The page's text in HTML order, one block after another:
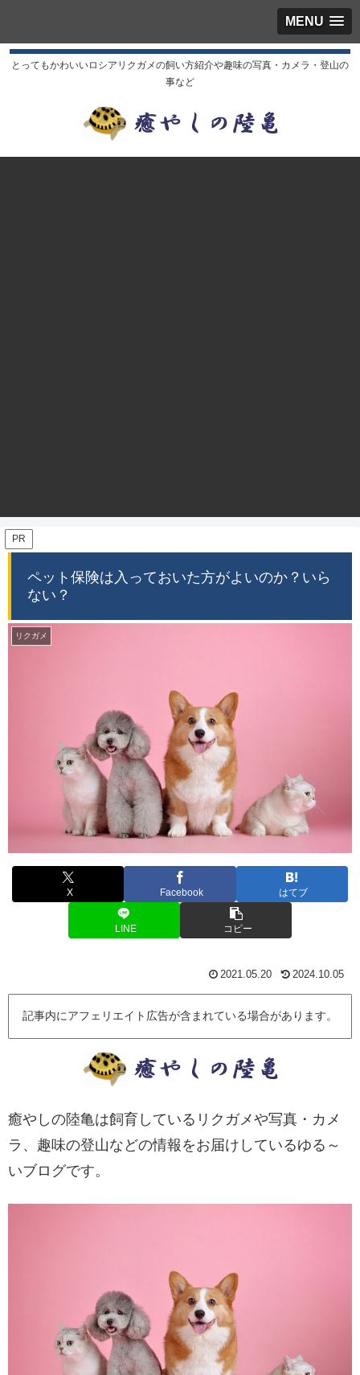
MENU
とってもかわいいロシアリクガメの飼い方紹介や趣味の写真・カメラ・登山の
事など
PR
ペット保険は入っておいた方がよいのか？いら
ない？
リクガメ
X Facebook はてブ
LINE コピー
2021.05.20 2024.10.05
記事内にアフェリエイト広告が含まれている場合があります。
癒やしの陸亀は飼育しているリクガメや写真・カメ
ラ、趣味の登山などの情報をお届けしているゆる～
いブログです。